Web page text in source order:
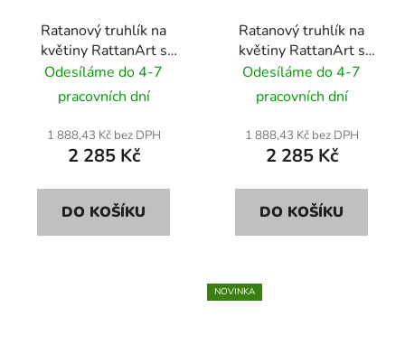
Ratanový truhlík na
květiny RattanArt s
podstavcem 46x46x46
RD17 světle šedá
Odesíláme do 4-7
pracovních dní
1 888,43 Kč bez DPH
2 285 Kč
DO KOŠÍKU
Ratanový truhlík na
květiny RattanArt s
podstavcem 46x46x46
RD06 hnědý mix
Odesíláme do 4-7
pracovních dní
1 888,43 Kč bez DPH
2 285 Kč
DO KOŠÍKU
NOVINKA